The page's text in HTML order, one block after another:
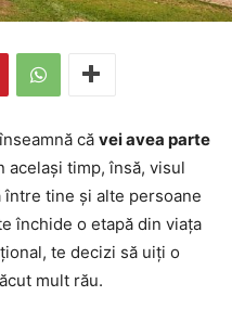
că vei avea parte
același timp, însă, visul
între tine și alte persoane
închide o etapă din viața
te decizi să uiți o
mult rău.